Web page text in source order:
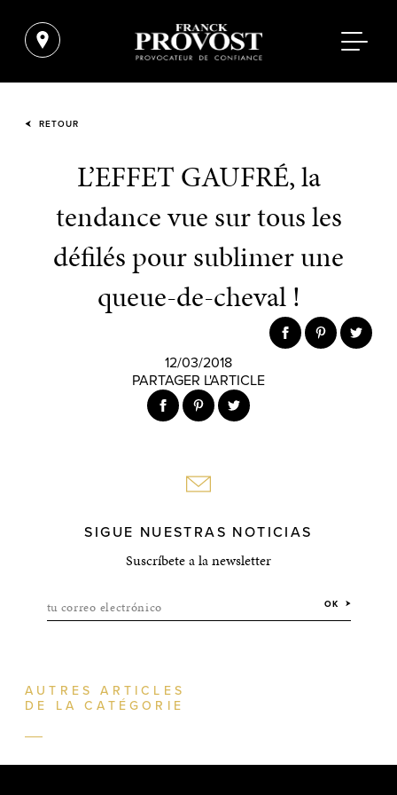
RETOUR
L’EFFET GAUFRÉ, la
tendance vue sur tous les
défilés pour sublimer une
queue-de-cheval !
12/03/2018
PARTAGER L'ARTICLE
SIGUE NUESTRAS NOTICIAS
Suscríbete a la newsletter
tu correo electrónico OK
AUTRES ARTICLES
DE LA CATÉGORIE